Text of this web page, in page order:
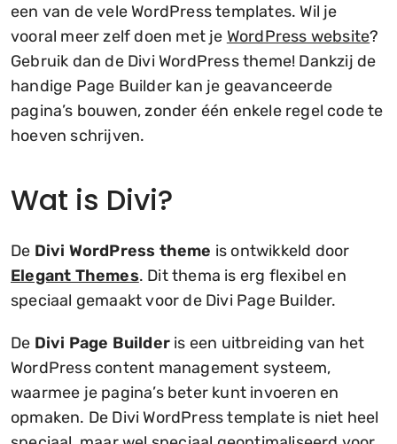
een van de vele WordPress templates. Wil je
vooral meer zelf doen met je WordPress website?
Gebruik dan de Divi WordPress theme! Dankzij de
handige Page Builder kan je geavanceerde
pagina’s bouwen, zonder één enkele regel code te
hoeven schrijven.
Wat is Divi?
De Divi WordPress theme is ontwikkeld door
Elegant Themes. Dit thema is erg flexibel en
speciaal gemaakt voor de Divi Page Builder.
De Divi Page Builder is een uitbreiding van het
WordPress content management systeem,
waarmee je pagina’s beter kunt invoeren en
opmaken. De Divi WordPress template is niet heel